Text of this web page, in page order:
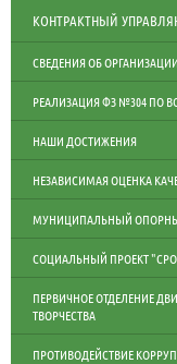
КОНТРАКТНЫЙ
СВЕДЕНИЯ ОБ
РЕАЛИЗАЦИЯ ФЗ №304 ПО
НАШИ ДОСТИЖЕНИЯ
НЕЗАВИСИМАЯ ОЦЕНКА
МУНИЦИПАЛЬНЫЙ
СОЦИАЛЬНЫЙ ПРОЕКТ
ПЕРВИЧНОЕ ОТДЕЛЕНИЕ
ТВОРЧЕСТВА
ПРОТИВОДЕЙСТВИЕ